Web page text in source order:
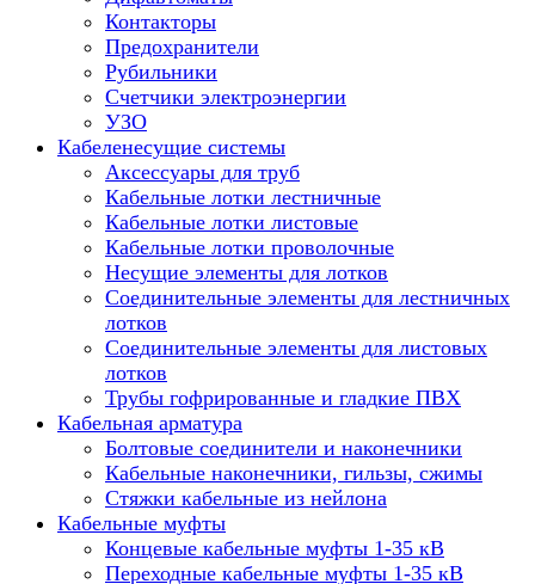
Контакторы
Предохранители
Рубильники
Счетчики электроэнергии
УЗО
Кабеленесущие системы
Аксессуары для труб
Кабельные лотки лестничные
Кабельные лотки листовые
Кабельные лотки проволочные
Несущие элементы для лотков
Соединительные элементы для лестничных
лотков
Соединительные элементы для листовых
лотков
Трубы гофрированные и гладкие ПВХ
Кабельная арматура
Болтовые соединители и наконечники
Кабельные наконечники, гильзы, сжимы
Стяжки кабельные из нейлона
Кабельные муфты
Концевые кабельные муфты 1-35 кВ
Переходные кабельные муфты 1-35 кВ